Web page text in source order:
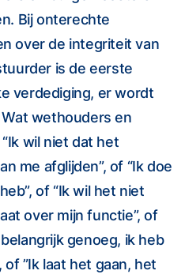
Bij onterechte
over de integriteit van
is de eerste
verdediging, er wordt
wethouders en
wil niet dat het
me afglijden”, of “Ik doe
of “Ik wil het niet
over mijn functie”, of
genoeg, ik heb
”Ik laat het gaan, het